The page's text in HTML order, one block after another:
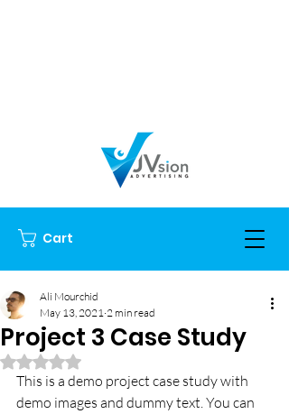
Cart
Project 3 Case Study
Ali Mourchid
May 13, 2021 2 min read
Rated NaN out of 5 stars.
This is a demo project case study with
demo images and dummy text. You can